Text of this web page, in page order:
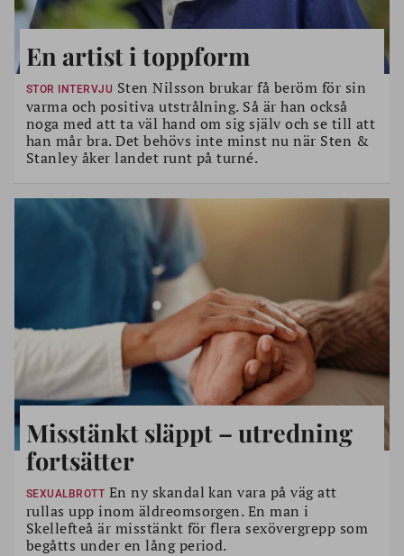
En artist i toppform
STOR INTERVJU Sten Nilsson brukar få beröm för sin
varma och positiva utstrålning. Så är han också
noga med att ta väl hand om sig själv och se till att
han mår bra. Det behövs inte minst nu när Sten &
Stanley åker landet runt på turné.
Misstänkt släppt – utredning
fortsätter
SEXUALBROTT En ny skandal kan vara på väg att
rullas upp inom äldreomsorgen. En man i
Skellefteå är misstänkt för flera sexövergrepp som
begåtts under en lång period.